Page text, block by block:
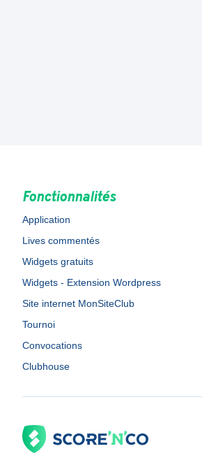
Fonctionnalités
Application
Lives commentés
Widgets gratuits
Widgets - Extension Wordpress
Site internet MonSiteClub
Tournoi
Convocations
Clubhouse